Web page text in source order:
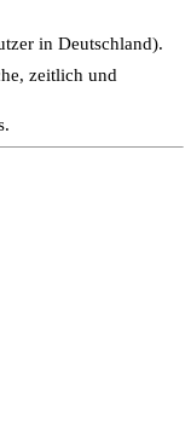
in Deutschland).
zeitlich und